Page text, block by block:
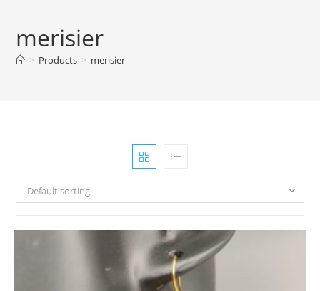
merisier
> Products > merisier
Default sorting